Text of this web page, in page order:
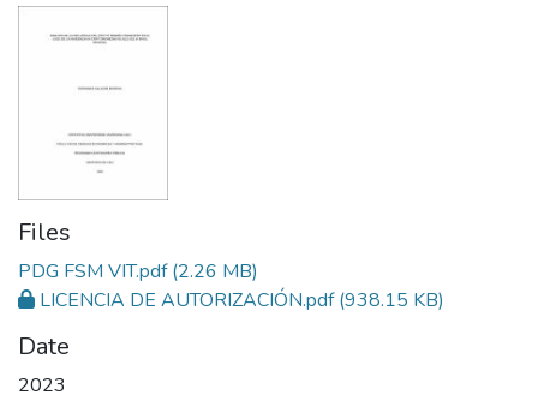
Files
PDG FSM VIT.pdf(2.26 MB)
LICENCIA DE AUTORIZACIÓN.pdf(938.15 KB)
Date
2023